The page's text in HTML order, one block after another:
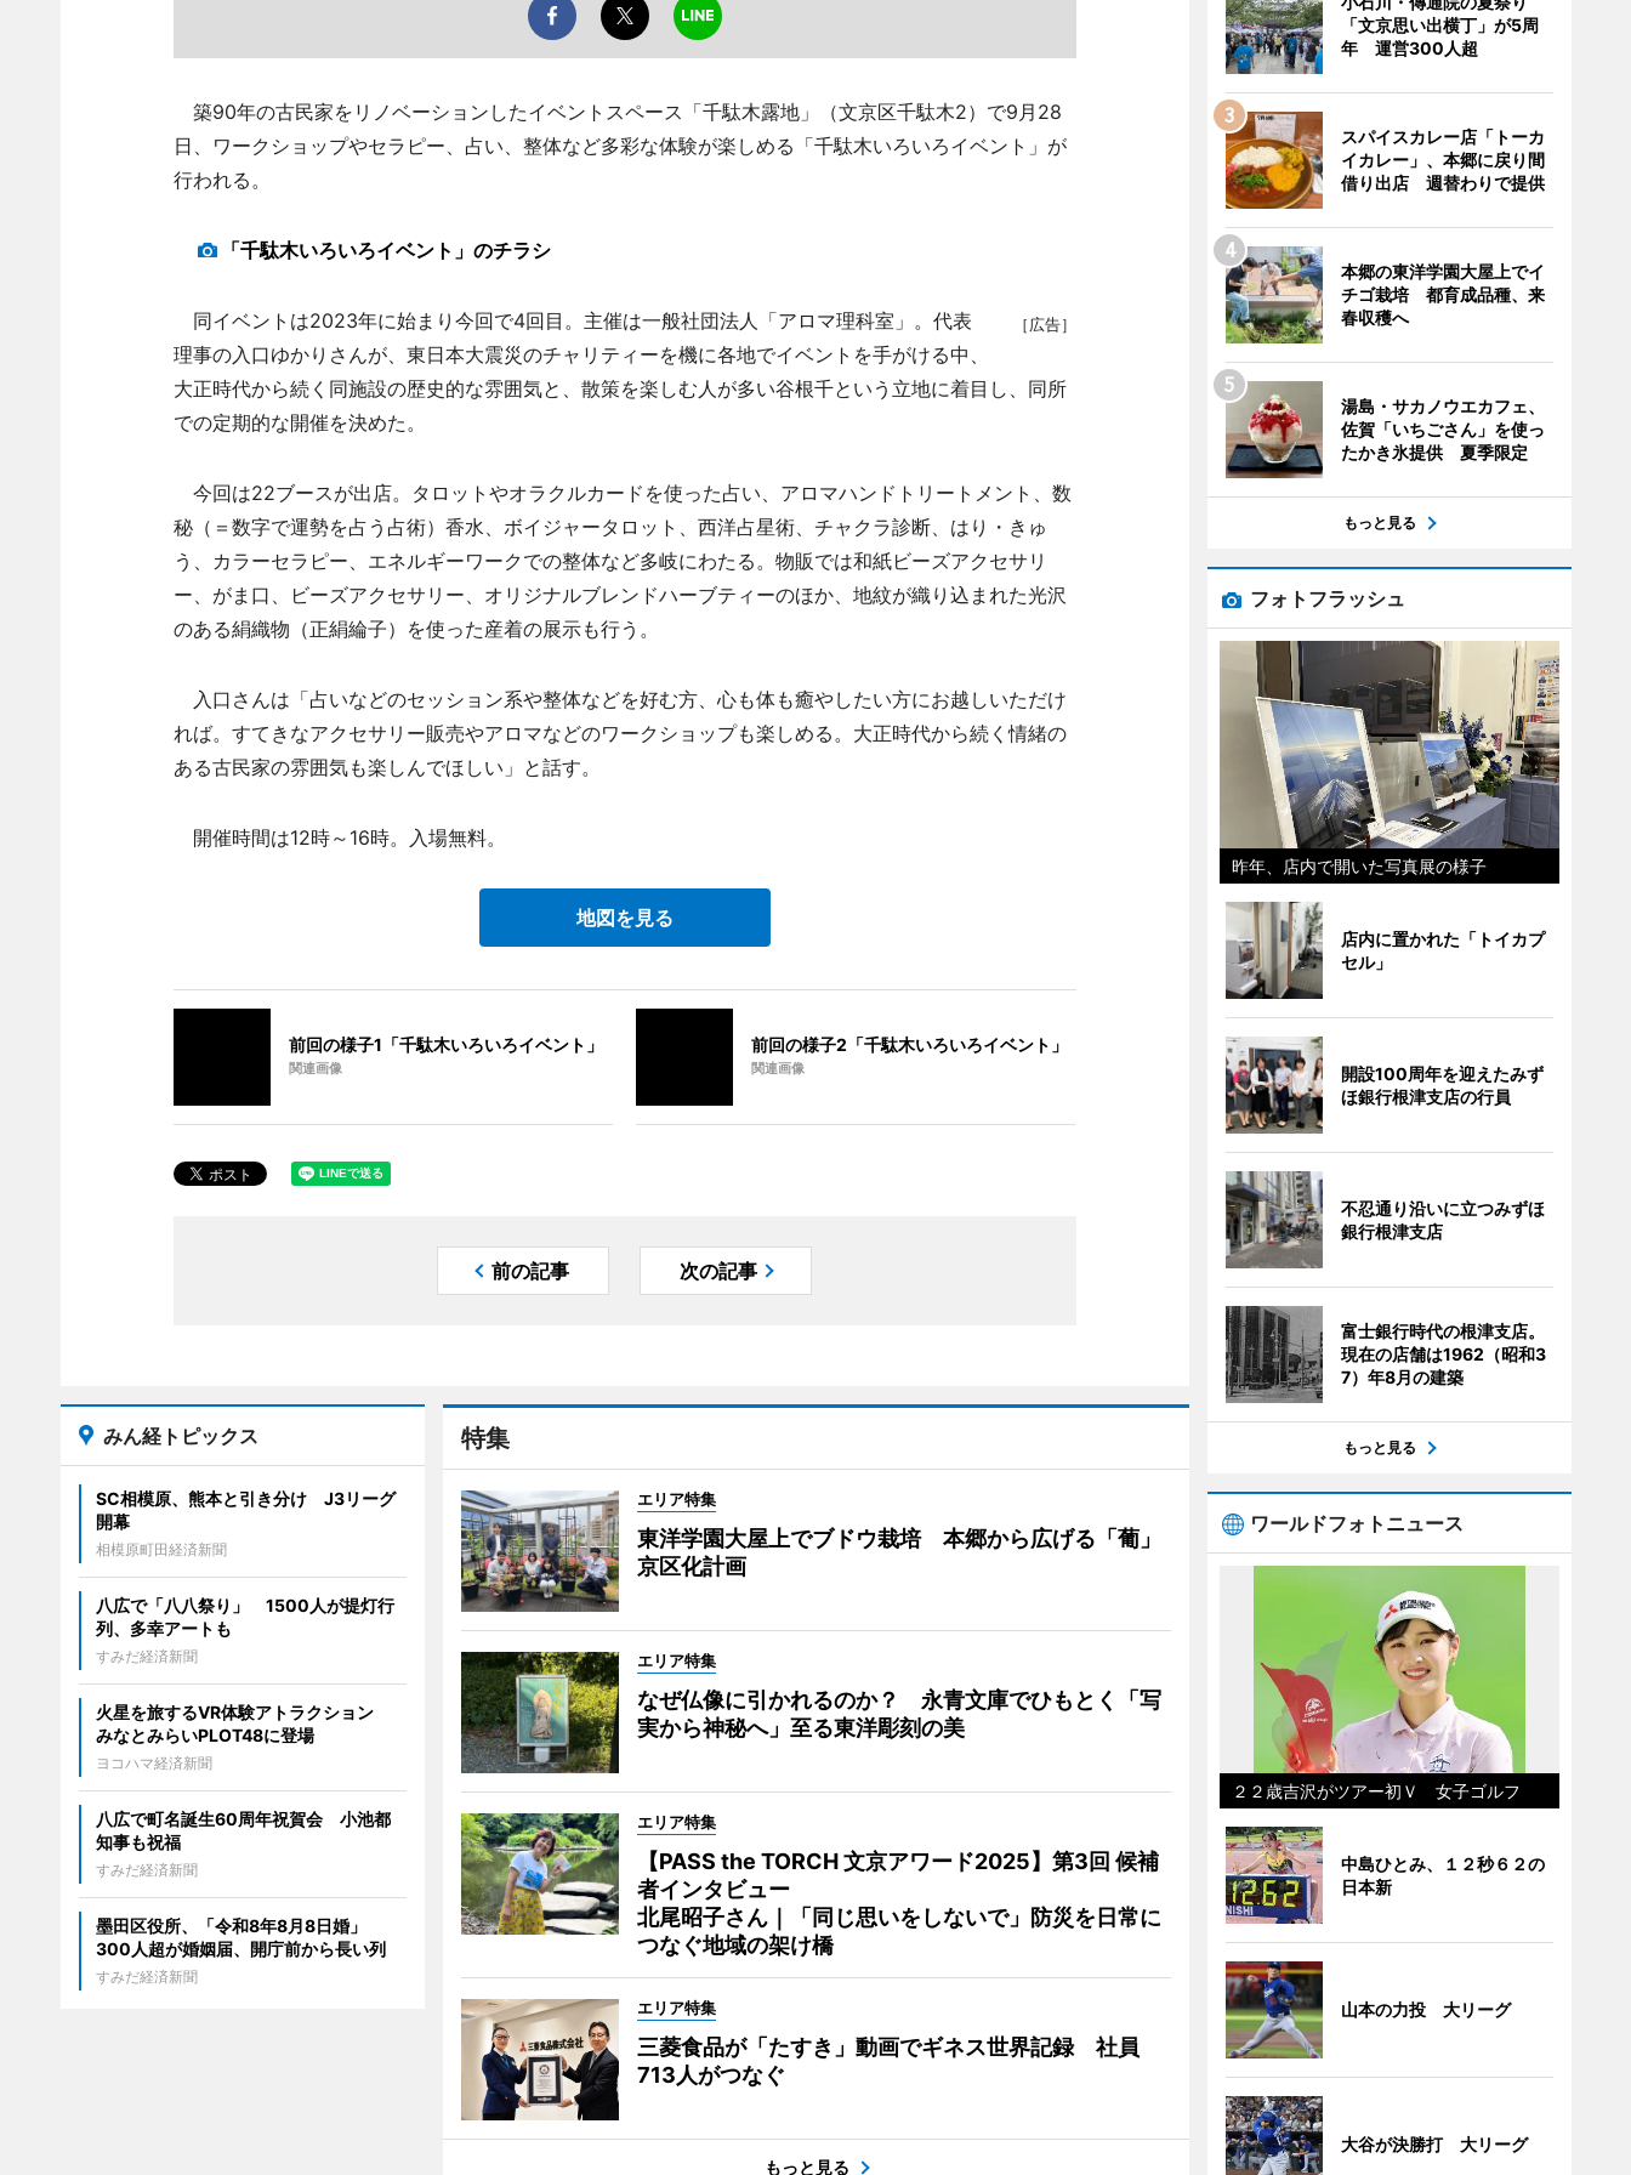
築90年の古民家をリノベーションしたイベントスペース「千駄木露地」（文京区千駄木2）で9月28
日、ワークショップやセラピー、占い、整体など多彩な体験が楽しめる「千駄木いろいろイベント」が
行われる。
「千駄木いろいろイベント」のチラシ
［広告］
同イベントは2023年に始まり今回で4回目。主催は一般社団法人「アロマ理科室」。代表
理事の入口ゆかりさんが、東日本大震災のチャリティーを機に各地でイベントを手がける中、
大正時代から続く同施設の歴史的な雰囲気と、散策を楽しむ人が多い谷根千という立地に着目し、同所
での定期的な開催を決めた。
今回は22ブースが出店。タロットやオラクルカードを使った占い、アロマハンドトリートメント、数
秘（＝数字で運勢を占う占術）香水、ボイジャータロット、西洋占星術、チャクラ診断、はり・きゅ
う、カラーセラピー、エネルギーワークでの整体など多岐にわたる。物販では和紙ビーズアクセサリ
ー、がま口、ビーズアクセサリー、オリジナルブレンドハーブティーのほか、地紋が織り込まれた光沢
のある絹織物（正絹綸子）を使った産着の展示も行う。
入口さんは「占いなどのセッション系や整体などを好む方、心も体も癒やしたい方にお越しいただけ
れば。すてきなアクセサリー販売やアロマなどのワークショップも楽しめる。大正時代から続く情緒の
ある古民家の雰囲気も楽しんでほしい」と話す。
開催時間は12時～16時。入場無料。
地図を見る
前回の様子1「千駄木いろいろイベント」
関連画像
前回の様子2「千駄木いろいろイベント」
関連画像
前の記事 次の記事
特集
エリア特集
東洋学園大屋上でブドウ栽培 本郷から広げる「葡」
京区化計画
エリア特集
なぜ仏像に引かれるのか？ 永青文庫でひもとく「写
実から神秘へ」至る東洋彫刻の美
エリア特集
【PASS the TORCH 文京アワード2025】第3回 候補
者インタビュー
北尾昭子さん｜「同じ思いをしないで」防災を日常に
つなぐ地域の架け橋
エリア特集
三菱食品が「たすき」動画でギネス世界記録 社員
713人がつなぐ
もっと見る
みん経トピックス
SC相模原、熊本と引き分け J3リーグ
開幕
相模原町田経済新聞
八広で「八八祭り」 1500人が提灯行
列、多幸アートも
すみだ経済新聞
火星を旅するVR体験アトラクション
みなとみらいPLOT48に登場
ヨコハマ経済新聞
八広で町名誕生60周年祝賀会 小池都
知事も祝福
すみだ経済新聞
墨田区役所、「令和8年8月8日婚」
300人超が婚姻届、開庁前から長い列
すみだ経済新聞
「文京思い出横丁」が5周
年 運営300人超
スパイスカレー店「トーカ
イカレー」、本郷に戻り間
借り出店 週替わりで提供
本郷の東洋学園大屋上でイ
チゴ栽培 都育成品種、来
春収穫へ
湯島・サカノウエカフェ、
佐賀「いちごさん」を使っ
たかき氷提供 夏季限定
もっと見る
フォトフラッシュ
昨年、店内で開いた写真展の様子
店内に置かれた「トイカプ
セル」
開設100周年を迎えたみず
ほ銀行根津支店の行員
不忍通り沿いに立つみずほ
銀行根津支店
富士銀行時代の根津支店。
現在の店舗は1962（昭和3
7）年8月の建築
もっと見る
ワールドフォトニュース
２２歳吉沢がツアー初Ｖ 女子ゴルフ
中島ひとみ、１２秒６２の
日本新
山本の力投 大リーグ
大谷が決勝打 大リーグ